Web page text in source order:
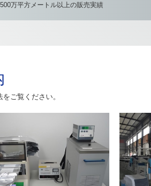
万平方メートル以上の販売実績
ご覧ください。